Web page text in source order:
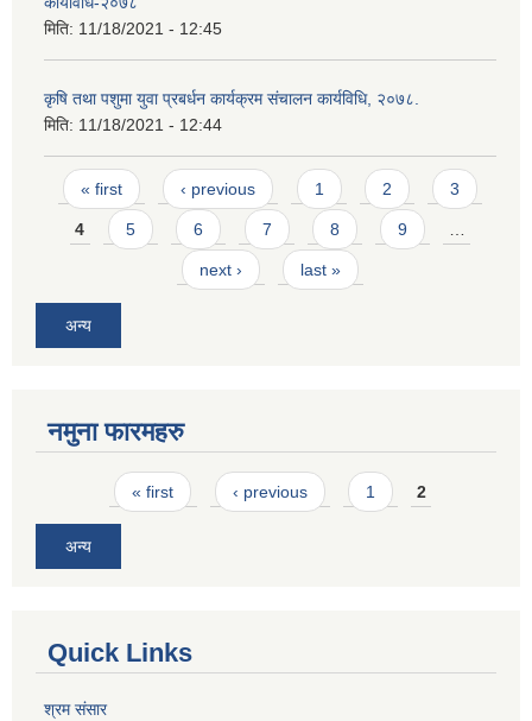
मिति: 11/18/2021 - 12:45
कृषि तथा पशुमा युवा प्रबर्धन कार्यक्रम संचालन कार्यविधि, २०७८.
मिति: 11/18/2021 - 12:44
Pages
« first ‹ previous 1 2 3
4 5 6 7 8 9 …
next › last »
अन्य
नमुना फारमहरु
Pages« first ‹ previous 1 2
अन्य
Quick Links
श्रम संसार